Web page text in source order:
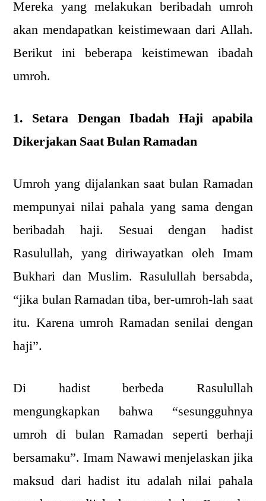
Mereka yang melakukan beribadah umroh
akan mendapatkan keistimewaan dari Allah.
Berikut ini beberapa keistimewan ibadah
umroh.
1. Setara Dengan Ibadah Haji apabila
Dikerjakan Saat Bulan Ramadan
Umroh yang dijalankan saat bulan Ramadan
mempunyai nilai pahala yang sama dengan
beribadah haji. Sesuai dengan hadist
Rasulullah, yang diriwayatkan oleh Imam
Bukhari dan Muslim. Rasulullah bersabda,
“jika bulan Ramadan tiba, ber-umroh-lah saat
itu. Karena umroh Ramadan senilai dengan
haji”.
Di hadist berbeda Rasulullah
mengungkapkan bahwa “sesungguhnya
umroh di bulan Ramadan seperti berhaji
bersamaku”. Imam Nawawi menjelaskan jika
maksud dari hadist itu adalah nilai pahala